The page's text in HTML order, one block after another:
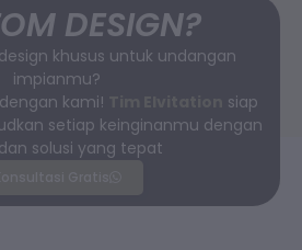
DESIGN?
khusus untuk undangan
impianmu?
kami!
siap
setiap keinginanmu dengan
solusi yang tepat